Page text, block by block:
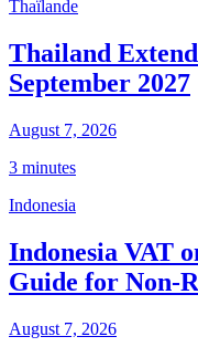
Thaïlande
Thailand
September 2027
August 7, 2026
3 minutes
Indonesia
Indonesia VAT
Guide for Non-
August 7, 2026